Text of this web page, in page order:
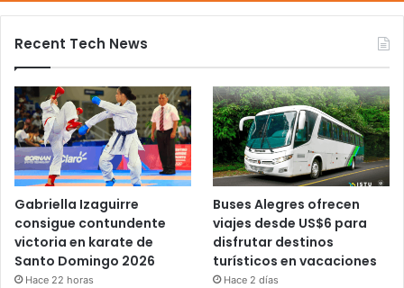
Recent Tech News
Gabriella Izaguirre
consigue contundente
victoria en karate de
Santo Domingo 2026
Hace 22 horas
Buses Alegres ofrecen
viajes desde US$6 para
disfrutar destinos
turísticos en vacaciones
Hace 2 días